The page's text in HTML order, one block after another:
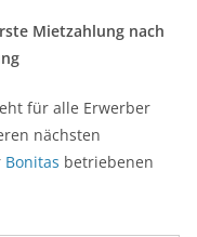
Mietzahlung nach
für alle Erwerber
nächsten
Bonitas betriebenen